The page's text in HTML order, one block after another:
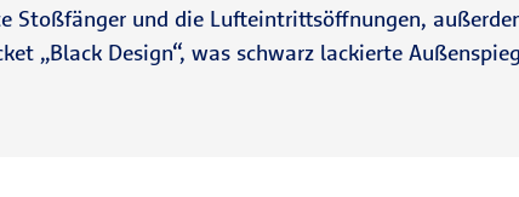
Stoßfänger und die Lufteintrittsöffnungen,
„Black Design“, was schwarz lackierte